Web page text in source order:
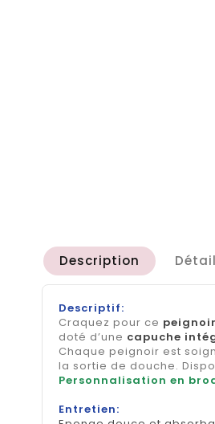
Description
Descriptif:
Craquez pour ce
doté d’une capuche
Chaque peignoir est
la sortie de douche.
Personnalisation en
Entretien: